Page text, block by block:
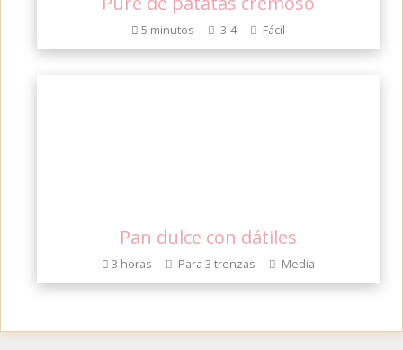
5 minutos 3-4 Fácil
Pan dulce con dátiles
3 horas Para 3 trenzas Media